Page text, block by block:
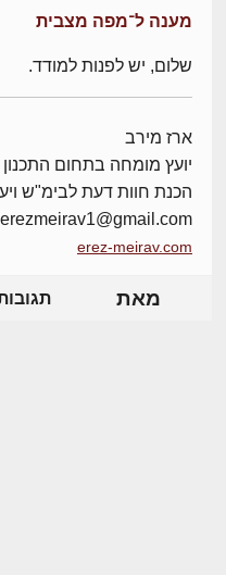
מענה ל־מפה מצבית
שלום, יש לפנות למודד.
ארז מירב
יועץ מומחה בתחום התכנון
הכנת חוות דעת לבימ"ש
erezmeirav1@gmail.com
erez-meirav.com
מאת